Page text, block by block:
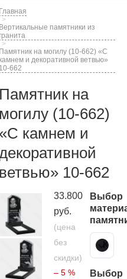
Главная
Вертикальные памятники из
гранита
Памятник на могилу (10-662) «С
камнем и декоративной ветвью»
10-662
Памятник на
могилу (10-662)
«С камнем и
ветвью» 10-662
33.800
руб.
(цена
без
скидки)
– 5 %
Выбор
Карельский гранит
Выбор